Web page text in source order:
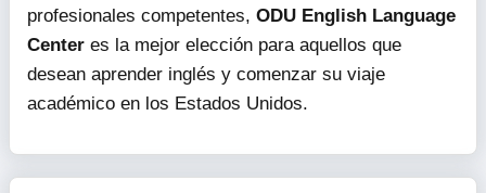
profesionales competentes, ODU English Language
Center es la mejor elección para aquellos que
desean aprender inglés y comenzar su viaje
académico en los Estados Unidos.